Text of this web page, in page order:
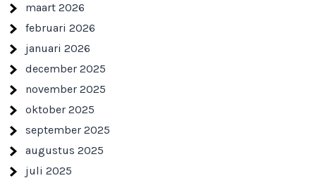
maart 2026
februari 2026
januari 2026
december 2025
november 2025
oktober 2025
september 2025
augustus 2025
juli 2025